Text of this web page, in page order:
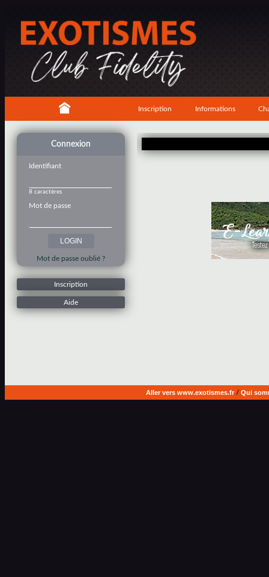
Inscription Informations
Connexion
Identifiant
8 caractères
Mot de passe
Mot de passe oublié ?
Inscription
Aide
Aller vers www.exotismes.fr/ Qui